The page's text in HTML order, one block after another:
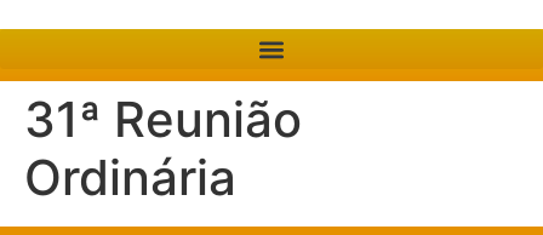
31ª Reunião
Ordinária